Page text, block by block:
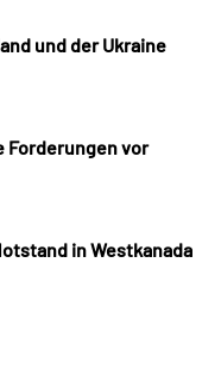
und der Ukraine
Forderungen vor
in Westkanada